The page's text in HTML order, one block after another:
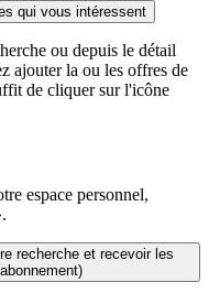
qui vous intéressent
ou depuis le détail
ajouter la ou les offres de
de cliquer sur l'icône
espace personnel,
recherche et recevoir les